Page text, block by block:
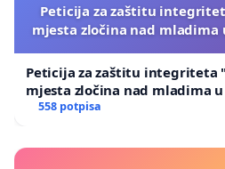
Peticija za zaštitu
mjesta zločina nad mladima
Peticija za zaštitu integriteta
mjesta zločina nad mladima
558 potpisa